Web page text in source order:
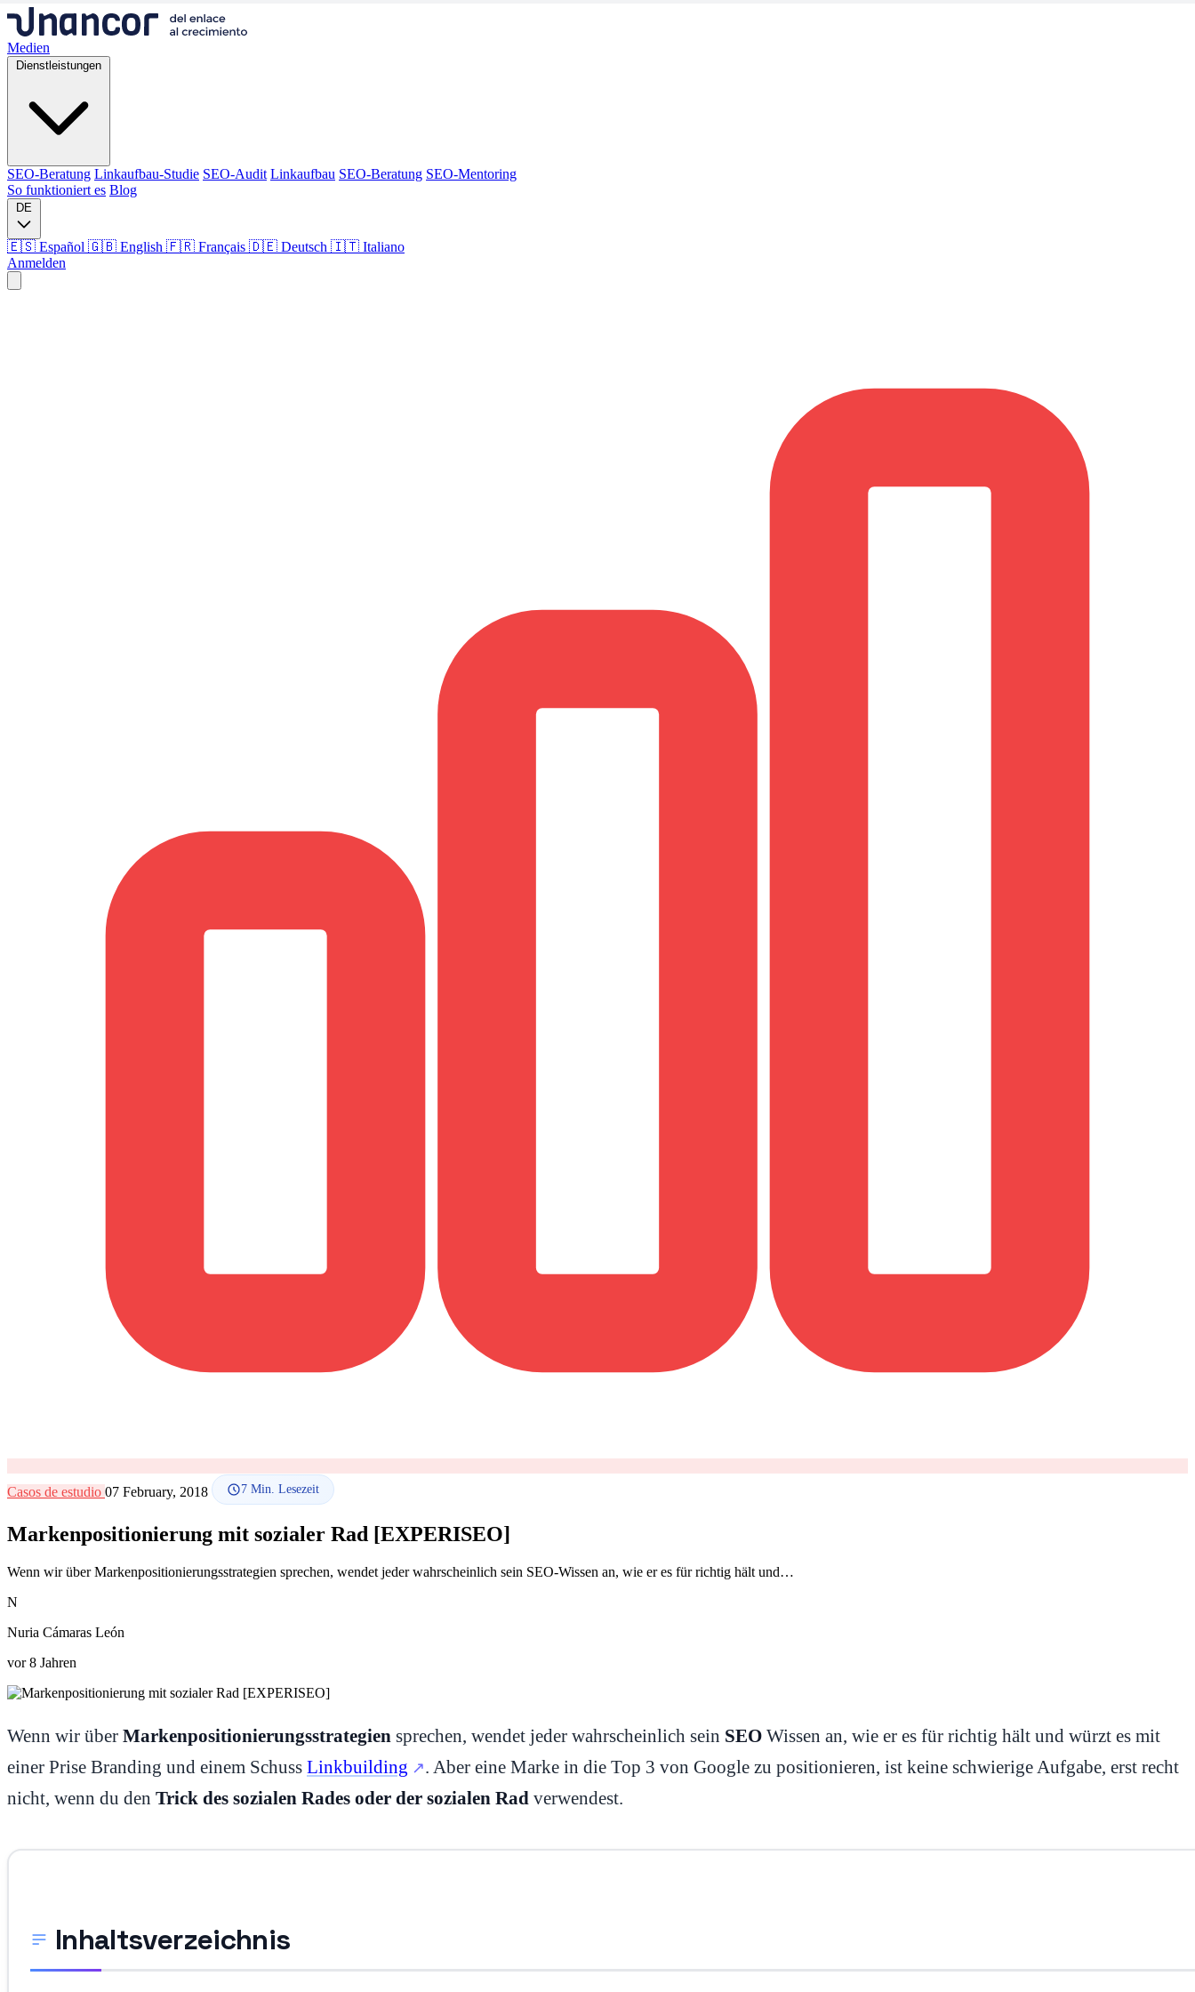
Medien
Dienstleistungen
SEO-Beratung Linkaufbau-Studie SEO-Audit Linkaufbau SEO-Beratung SEO-Mentoring
So funktioniert es Blog
DE
🇪🇸 Español 🇬🇧 English 🇫🇷 Français 🇩🇪 Deutsch 🇮🇹 Italiano
Anmelden
Casos de estudio 07 February, 2018 7 Min. Lesezeit
Markenpositionierung mit sozialer Rad [EXPERISEO]
Wenn wir über Markenpositionierungsstrategien sprechen, wendet jeder wahrscheinlich sein SEO-Wissen an, wie er es für richtig hält und…
N
Nuria Cámaras León
vor 8 Jahren
Wenn wir über Markenpositionierungsstrategien sprechen, wendet jeder wahrscheinlich sein SEO Wissen an, wie er es für richtig hält und würzt es mit
einer Prise Branding und einem Schuss Linkbuilding
. Aber eine Marke in die Top 3 von Google zu positionieren, ist keine schwierige Aufgabe, erst recht
nicht, wenn du den Trick des sozialen Rades oder der sozialen Rad verwendest.
Inhaltsverzeichnis